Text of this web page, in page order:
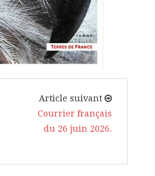
Article suivant
Courrier français
du 26 juin 2026.